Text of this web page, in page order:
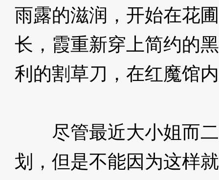
雨露的滋润，开始在花
长，霞重新穿上简约的
利的割草刀，在红魔馆
尽管最近大小姐而二
划，但是不能因为这样